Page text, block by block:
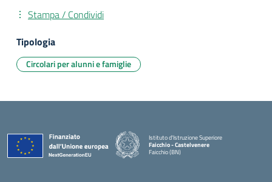
Stampa / Condividi
Tipologia
Circolari per alunni e famiglie
Istituto d'Istruzione Superiore
Faicchio - Castelvenere
Faicchio (BN)